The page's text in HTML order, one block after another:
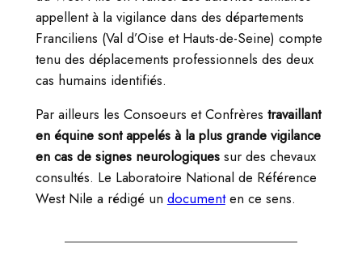
appellent à la vigilance dans des départements
Franciliens (Val d’Oise et Hauts-de-Seine) compte
tenu des déplacements professionnels des deux
cas humains identifiés.
Par ailleurs les Consoeurs et Confrères travaillant
en équine sont appelés à la plus grande vigilance
en cas de signes neurologiques sur des chevaux
consultés. Le Laboratoire National de Référence
West Nile a rédigé un documenten ce sens.